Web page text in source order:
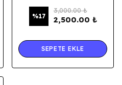
%17
3,000.00 ₺
2,500.00 ₺
SEPETE EKLE